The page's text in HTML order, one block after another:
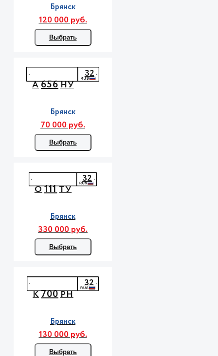
Брянск
120 000 руб.
Выбрать
А656НУ
32
Брянск
70 000 руб.
Выбрать
О111ТУ
32
Брянск
330 000 руб.
Выбрать
К700РН
32
Брянск
130 000 руб.
Выбрать